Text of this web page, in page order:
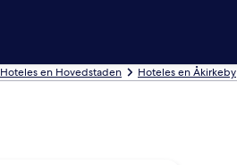
Hoteles en Hovedstaden Hoteles en Åkirkeby